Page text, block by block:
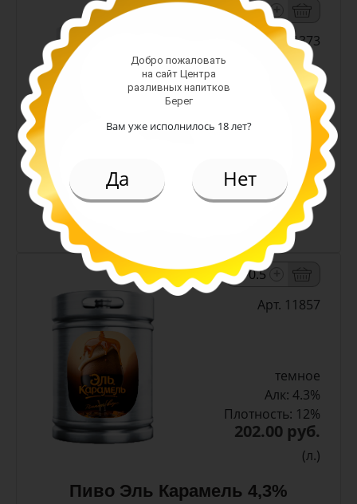
+
Арт. 11373
светлое н/ф
Алк: 4.5%
Плотность: 12%
219.00 руб.
(л.)
Пиво Снежный Эль белое н/ф
-
Арт. 11857
темное
Алк: 4.3%
Плотность: 12%
202.00 руб.
(л.)
Пиво Эль Карамель 4,3%
Добро пожаловать
на сайт Центра
разливных напитков
Берег
Вам уже исполнилось 18 лет?
Да Нет